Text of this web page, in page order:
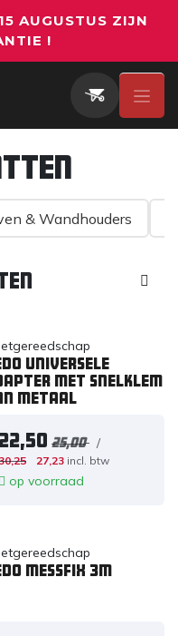
AUGUSTUS ZIJN
!
& Wandhouders
Universele
met snelklem
metaal
22,50 25,00 /
27,23 incl. btw
op voorraad
mEssfix 3m